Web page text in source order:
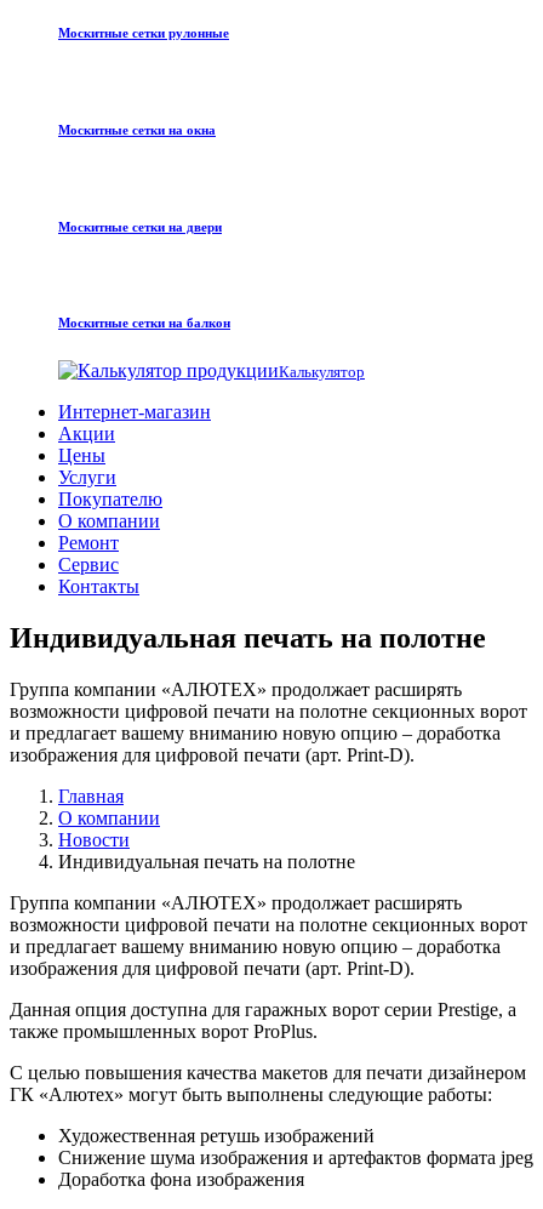
Москитные сетки рулонные
Москитные сетки на окна
Москитные сетки на двери
Москитные сетки на балкон
Калькулятор
Интернет-магазин
Акции
Цены
Услуги
Покупателю
О компании
Ремонт
Сервис
Контакты
Индивидуальная печать на полотне
Группа компании «АЛЮТЕХ» продолжает расширять
возможности цифровой печати на полотне секционных ворот
и предлагает вашему вниманию новую опцию – доработка
изображения для цифровой печати (арт. Print-D).
Главная
О компании
Новости
Индивидуальная печать на полотне
Группа компании «АЛЮТЕХ» продолжает расширять
возможности цифровой печати на полотне секционных ворот
и предлагает вашему вниманию новую опцию – доработка
изображения для цифровой печати (арт. Print-D).
Данная опция доступна для гаражных ворот серии Prestige, а
также промышленных ворот ProPlus.
С целью повышения качества макетов для печати дизайнером
ГК «Алютех» могут быть выполнены следующие работы:
Художественная ретушь изображений
Снижение шума изображения и артефактов формата jpeg
Доработка фона изображения